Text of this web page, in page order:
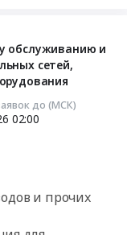
обслуживанию и
сетей,
до (МСК)
02:00
и прочих